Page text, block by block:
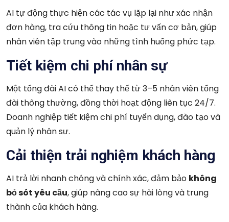
AI tự động thực hiện các tác vụ lặp lại như xác nhận
đơn hàng, tra cứu thông tin hoặc tư vấn cơ bản, giúp
nhân viên tập trung vào những tình huống phức tạp.
Tiết kiệm chi phí nhân sự
Một tổng đài AI có thể thay thế từ 3–5 nhân viên tổng
đài thông thường, đồng thời hoạt động liên tục 24/7.
Doanh nghiệp tiết kiệm chi phí tuyển dụng, đào tạo và
quản lý nhân sự.
Cải thiện trải nghiệm khách hàng
AI trả lời nhanh chóng và chính xác, đảm bảo không
bỏ sót yêu cầu, giúp nâng cao sự hài lòng và trung
thành của khách hàng.